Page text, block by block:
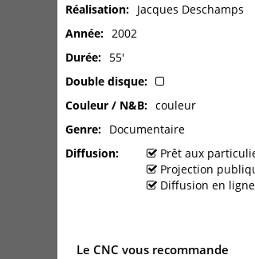
Réalisation
Jacques Deschamps
Année
2002
Durée
55'
Double disque
Couleur / N&B
couleur
Genre
Documentaire
Diffusion
Prêt aux
Projection
Diffusion en ligne
Le CNC vous recommande